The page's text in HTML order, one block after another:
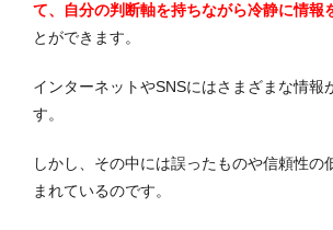
て、自分の判断軸を持ちながら冷静に情報
とができます。
インターネットやSNSにはさまざまな情報
す。
しかし、その中には誤ったものや信頼性の
まれているのです。